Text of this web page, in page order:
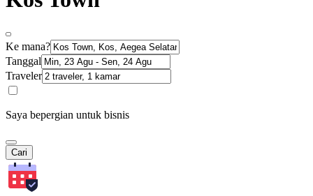
Ke mana?
Tanggal
Traveler
Saya bepergian untuk bisnis
Cari